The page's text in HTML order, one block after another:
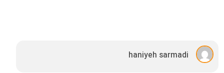
haniyeh sarmadi